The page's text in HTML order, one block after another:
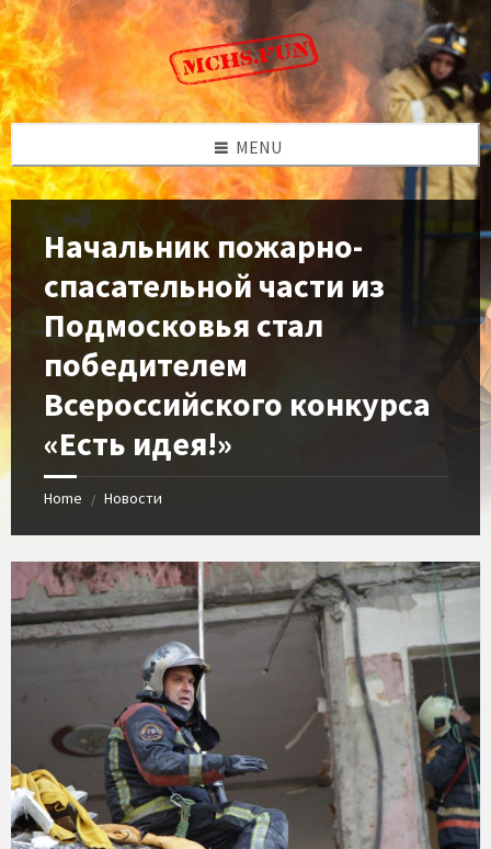
Skip
to
content
Skip
to
left
sidebar
Skip
to
footer
MENU
Начальник пожарно-
спасательной части из
Подмосковья стал
победителем
Всероссийского конкурса
«Есть идея!»
Home / Новости